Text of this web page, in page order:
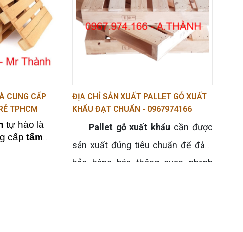
cụ thể của khách hàng. Tại TPHCM, dịch vụ này
sản phẩm.
lưu trữ hàng
CUNG CẤP
TPHCM
tự hào là
cấp tấm
ĐỊA CHỈ SẢN XUẤT PALLET GỖ XUẤT
KHẨU ĐẠT CHUẨN - 0967974166
Pallet gỗ xuất khẩu cần được
sản xuất đúng tiêu chuẩn để đảm
bảo hàng hóa thông quan nhanh